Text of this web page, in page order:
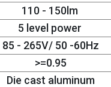
110 - 150lm
5 level power
85 - 265V/ 50 -60Hz
>=0.95
Die cast aluminum